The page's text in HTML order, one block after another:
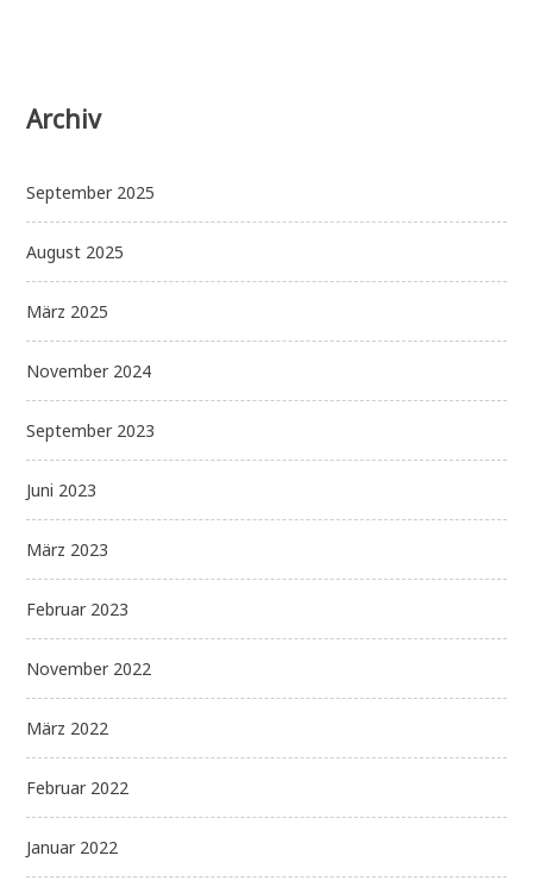
Archiv
September 2025
August 2025
März 2025
November 2024
September 2023
Juni 2023
März 2023
Februar 2023
November 2022
März 2022
Februar 2022
Januar 2022